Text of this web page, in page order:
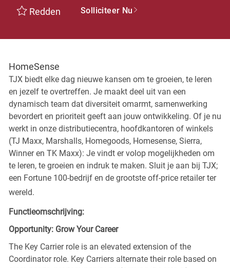
Redden Solliciteer Nu
HomeSense
TJX biedt elke dag nieuwe kansen om te groeien, te leren
en jezelf te overtreffen. Je maakt deel uit van een
dynamisch team dat diversiteit omarmt, samenwerking
bevordert en prioriteit geeft aan jouw ontwikkeling. Of je nu
werkt in onze distributiecentra, hoofdkantoren of winkels
(TJ Maxx, Marshalls, Homegoods, Homesense, Sierra,
Winner en TK Maxx): Je vindt er volop mogelijkheden om
te leren, te groeien en indruk te maken. Sluit je aan bij TJX;
een Fortune 100-bedrijf en de grootste off-price retailer ter
wereld.
Functieomschrijving:
Opportunity: Grow Your Career
The Key Carrier role is an elevated extension of the
Coordinator role. Key Carriers alternate their role based on